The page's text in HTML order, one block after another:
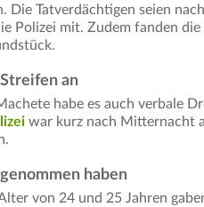
Die Tatverdächtigen seien
Polizei mit. Zudem fanden
an
habe es auch verbale
war kurz nach Mitternacht
haben
von 24 und 25 Jahren